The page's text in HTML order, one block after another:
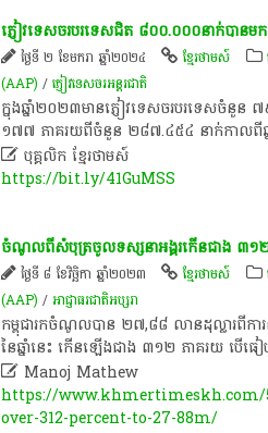
ភ្ញៀវ​ទេសចរ​បរទេស​ជិត​ ៨០០.០០០​នាក់​បាន​មក​
ថ្ងៃទី ២ ខែមករា ឆ្នាំ២០២៤ ខ្មែរថាមស៍
(AAP) /ភ្ញៀវទេសចរ​​អន្តរជាតិ​​
ក្នុង​ឆ្នាំ​២០២៣​មាន​ភ្ញៀវ​ទេសចរ​បរទេស​ចំនួន​
១៧៧​ ភាគរយ​ពី​ចំនួន​ ២៨៧.៤៥៤​ នាក់​កាលពី​
 បុគ្គលិក​ ខ្មែរ​ថា​ម​ស៍​
https://bit.ly/41GuMSS
ចំណូល​ពី​សំបុត្រ​ចូល​ទស្សនា​អង្គរ​កើន​ជាង​ ៣១
ថ្ងៃទី ៨ ខែវិច្ឆិកា ឆ្នាំ២០២៣ ខ្មែរថាមស៍
(AAP) /អាជ្ញាធរជាតិអប្សរា
កម្ពុជា​រក​ចំណូល​បាន​ ២៧,៨៨​ លាន​ដុល្លារ​ពី​កា
នៃ​ឆ្នាំ​នេះ​ កើនឡើង​ជាង​ ៣១២​ ភាគរយ​ បើ​ធ
 Manoj Mathew
https://www.khmertimeskh.com/
over-312-percent-to-27-88m/